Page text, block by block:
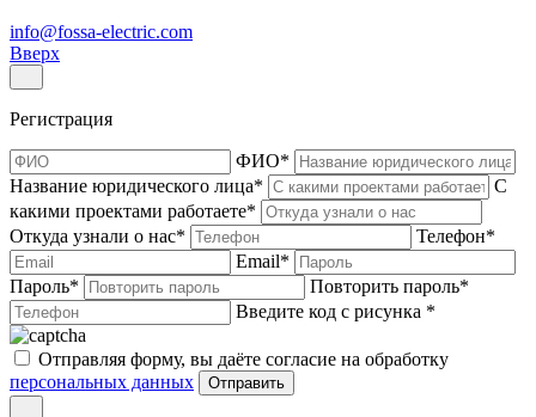
info@fossa-electric.com
Вверх
Регистрация
ФИО*
Название юридического лица*
С
какими проектами работаете*
Откуда узнали о нас* Телефон*
Email*
Пароль* Повторить пароль*
Введите код с рисунка *
Отправляя форму, вы даёте согласие на обработку
персональных данных
Отправить